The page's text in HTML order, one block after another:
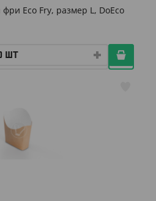
Eco Fry, размер L, DoEco